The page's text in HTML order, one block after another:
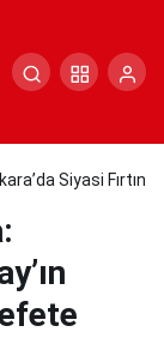
Siyasi
Açılımın
ile